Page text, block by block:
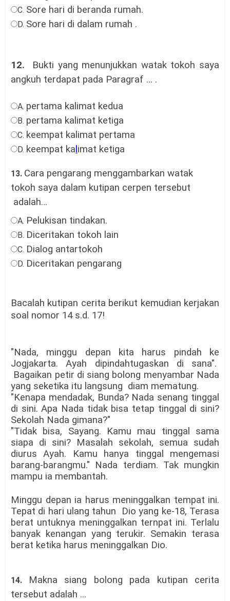
C. Sore hari di beranda rumah.
D. Sore hari di dalam rumah .
12. Bukti yang menunjukkan watak tokoh saya
angkuh terdapat pada Paragraf … .
A. pertama kalimat kedua
B. pertama kalimat ketiga
C. keempat kalimat pertama
D. keempat ka imat ketiga
13. Cara pengarang menggambarkan watak
tokoh saya dalam kutipan cerpen tersebut
adalah…
A. Pelukisan tindakan.
B. Diceritakan tokoh lain
C. Dialog antartokoh
D. Diceritakan pengarang
Bacalah kutipan cerita berikut kemudian kerjakan
soal nomor 14 s.d. 17!
"Nada, minggu depan kita harus pindah ke
Jogjakarta. Ayah dipindahtugaskan di sana".
Bagaikan petir di siang bolong menyambar Nada
yang seketika itu langsung diam mematung.
"Kenapa mendadak, Bunda? Nada senang tinggal
di sini. Apa Nada tidak bisa tetap tinggal di sini?
Sekolah Nada gimana?"
"Tidak bisa, Sayang. Kamu mau tinggal sama
siapa di sini? Masalah sekolah, semua sudah
diurus Ayah. Kamu hanya tinggal mengemasi
barang-barangmu." Nada terdiam. Tak mungkin
mampu ia membantah.
Minggu depan ia harus meninggalkan tempat ini.
Tepat di hari ulang tahun Dio yang ke-18, Terasa
berat untuknya meninggalkan ternpat ini. Terlalu
banyak kenangan yang terukir. Semakin terasa
berat ketika harus meninggalkan Dio.
14.
Makna siang bolong pada kutipan cerita
tersebut adalah ...